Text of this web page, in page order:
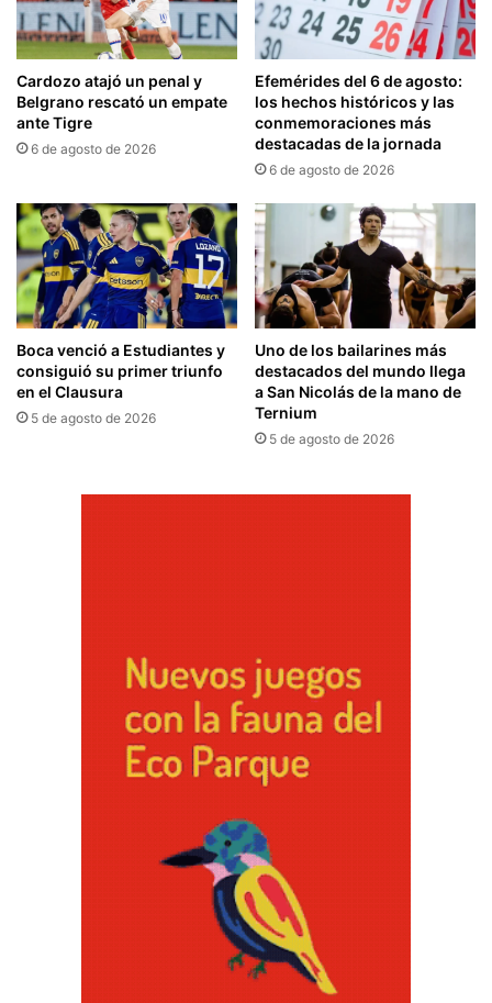
Cardozo atajó un penal y
Belgrano rescató un empate
ante Tigre
6 de agosto de 2026
Efemérides del 6 de agosto:
los hechos históricos y las
conmemoraciones más
destacadas de la jornada
6 de agosto de 2026
Boca venció a Estudiantes y
consiguió su primer triunfo
en el Clausura
5 de agosto de 2026
Uno de los bailarines más
destacados del mundo llega
a San Nicolás de la mano de
Ternium
5 de agosto de 2026